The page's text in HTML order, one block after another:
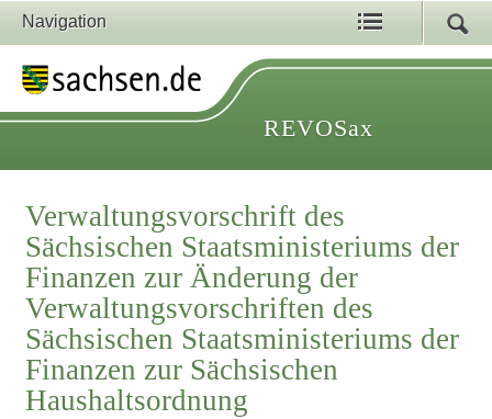
Navigation
REVOSax
Verwaltungsvorschrift des
Sächsischen Staatsministeriums der
Finanzen zur Änderung der
Verwaltungsvorschriften des
Sächsischen Staatsministeriums der
Finanzen zur Sächsischen
Haushaltsordnung